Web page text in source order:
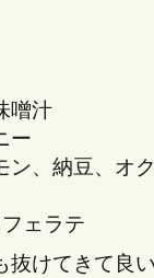
噌汁
ー
ン、納豆、オ
ェラテ
抜けてきて良